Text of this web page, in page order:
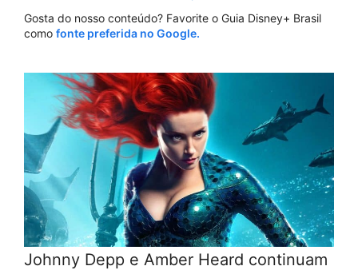
Gosta do nosso conteúdo? Favorite o Guia Disney+ Brasil
como fonte preferida no Google.
Johnny Depp e Amber Heard continuam